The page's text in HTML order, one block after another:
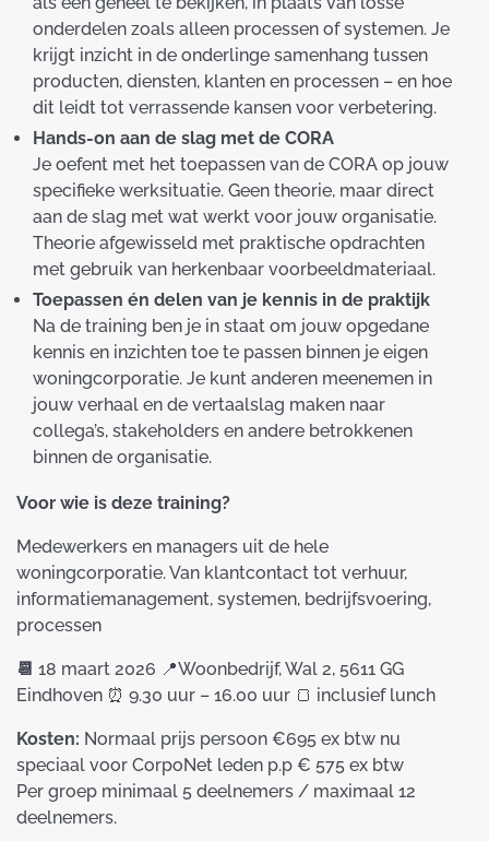
onderdelen zoals alleen processen of systemen. Je
krijgt inzicht in de onderlinge samenhang tussen
producten, diensten, klanten en processen – en hoe
dit leidt tot verrassende kansen voor verbetering.
Hands-on aan de slag met de CORA
Je oefent met het toepassen van de CORA op jouw
specifieke werksituatie. Geen theorie, maar direct
aan de slag met wat werkt voor jouw organisatie.
Theorie afgewisseld met praktische opdrachten
met gebruik van herkenbaar voorbeeldmateriaal.
Toepassen én delen van je kennis in de praktijk
Na de training ben je in staat om jouw opgedane
kennis en inzichten toe te passen binnen je eigen
woningcorporatie. Je kunt anderen meenemen in
jouw verhaal en de vertaalslag maken naar
collega’s, stakeholders en andere betrokkenen
binnen de organisatie.
Voor wie is deze training?
Medewerkers en managers uit de hele
woningcorporatie. Van klantcontact tot verhuur,
informatiemanagement, systemen, bedrijfsvoering,
processen
📆 18 maart 2026 📍Woonbedrijf, Wal 2, 5611 GG
Eindhoven ⏰ 9.30 uur – 16.00 uur 🍞 inclusief lunch
Kosten: Normaal prijs persoon €695 ex btw nu
speciaal voor CorpoNet leden p.p € 575 ex btw
Per groep minimaal 5 deelnemers / maximaal 12
deelnemers.